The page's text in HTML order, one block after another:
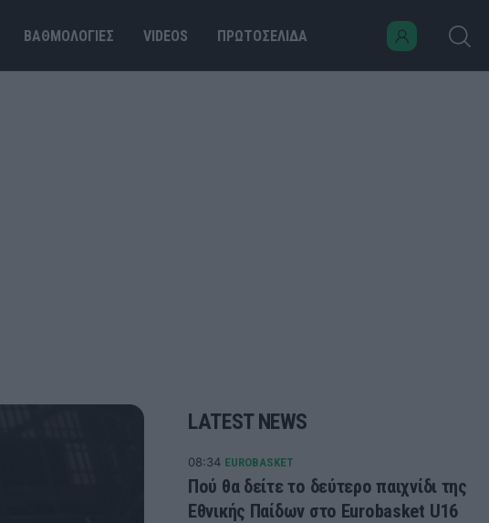
ΒΑΘΜΟΛΟΓΙΕΣ VIDEOS ΠΡΩΤΟΣΕΛΙΔΑ
LATEST NEWS
08:34 EUROBASKET
Πού θα δείτε το δεύτερο παιχνίδι της
Εθνικής Παίδων στο Eurobasket U16